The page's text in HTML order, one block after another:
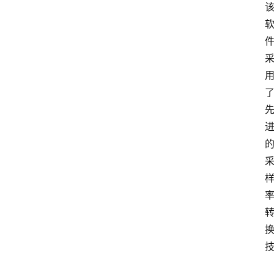
该
软
件
采
用
了
先
进
的
采
样
率
转
换
技